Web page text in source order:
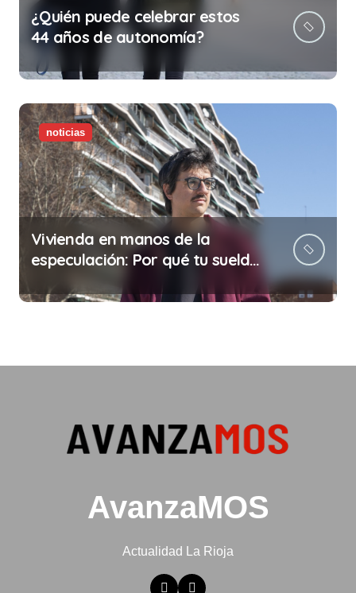
¿Quién puede celebrar estos
44 años de autonomía?
noticias
Vivienda en manos de la
especulación: Por qué tu sueldo
AvanzaMOS
Actualidad La Rioja